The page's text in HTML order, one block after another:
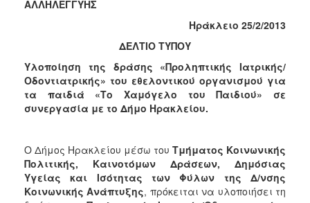
Φροντίδας
Δημιουργικής
Απασχόλησης
Παιδιών
(Κ.Δ.Α.Π.)
Φροντίδας
Ηλικιωμένων
(Κ.Η.Φ.Η.)
Κ.Δ.Α.Π.Α.μεΑ.
ΑΛΛΗΛΕΓΓΥΗΣ
Ηράκλειο 25/2/2013
ΔΕΛΤΙΟ ΤΥΠΟΥ
Υλοποίηση της δράσης «Προληπτικής Ιατρικής/
Οδοντιατρικής» του εθελοντικού οργανισμού για
τα παιδιά «Το Χαμόγελο του Παιδιού» σε
συνεργασία με το Δήμο Ηρακλείου.
Ο Δήμος Ηρακλείου μέσω του Τμήματος Κοινωνικής
Πολιτικής, Καινοτόμων Δράσεων, Δημόσιας
Υγείας και Ισότητας των Φύλων της Δ/νσης
Κοινωνικής Ανάπτυξης, πρόκειται να υλοποιήσει τη